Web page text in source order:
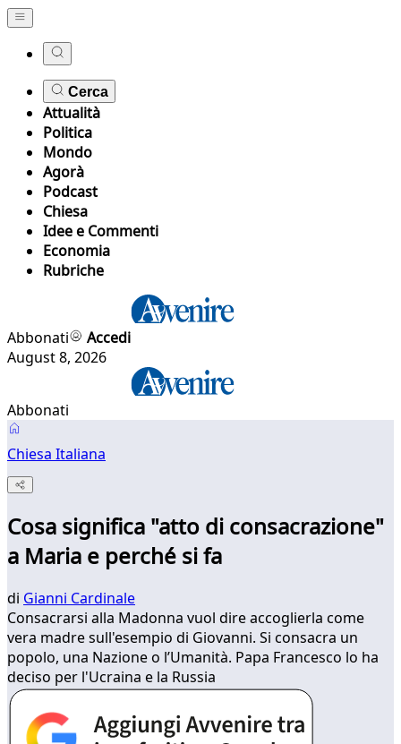
Cerca
Attualità
Politica
Mondo
Agorà
Podcast
Chiesa
Idee e Commenti
Economia
Rubriche
Abbonati
Accedi
August 8, 2026
Abbonati
Chiesa Italiana
Cosa significa "atto di consacrazione"
a Maria e perché si fa
di Gianni Cardinale
Consacrarsi alla Madonna vuol dire accoglierla come
vera madre sull'esempio di Giovanni. Si consacra un
popolo, una Nazione o l’Umanità. Papa Francesco lo ha
deciso per l'Ucraina e la Russia